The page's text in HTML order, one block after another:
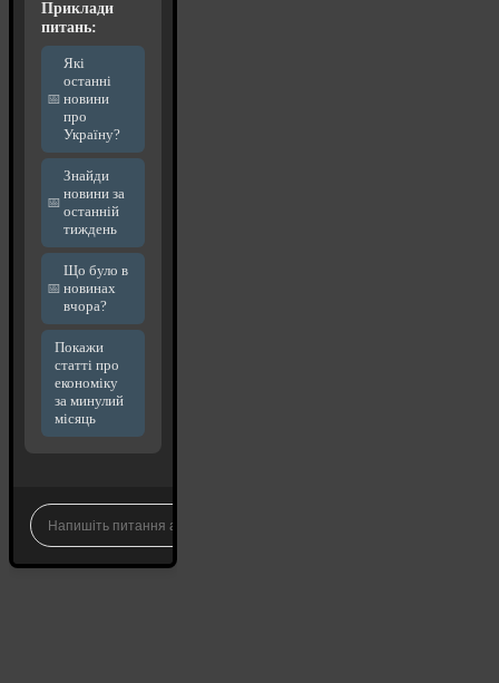
Приклади
питань:
Які
останні
новини
про
Україну?
Знайди
новини за
останній
тиждень
Що було в
новинах
вчора?
Покажи
статті про
економіку
за минулий
місяць